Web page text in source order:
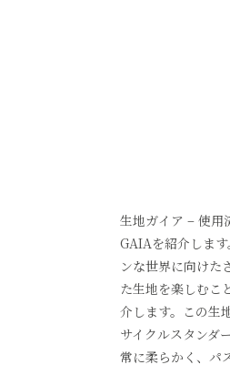
生地ガイア – 使用
GAIAを紹介しま
ンな世界に向けた
た生地を楽しむこ
介します。この生
サイクルスタンダ
常に柔らかく、パ